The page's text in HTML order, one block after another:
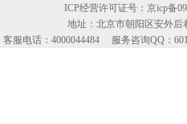
ICP经营许可证号：京icp备
地址：北京市朝阳区安外后
客服电话：4000044484 服务咨询QQ：